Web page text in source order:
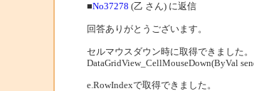
■No37278 (乙 さん) に返信
回答ありがとうございます。
セルマウスダウン時に取得できました。
DataGridView_CellMouseDown(ByVal
e.RowIndexで取得できました。